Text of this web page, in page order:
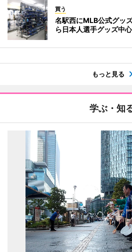
買う
名駅西にMLB公式グッ
ら日本人選手グッズ中
もっと見る
学ぶ・知